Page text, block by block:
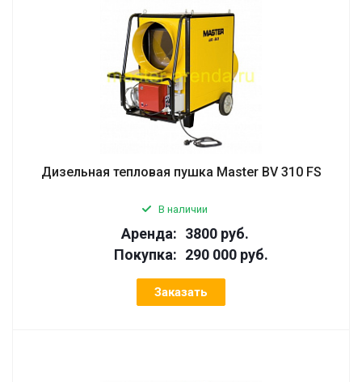
Дизельная тепловая пушка Master BV 310 FS
В наличии
Аренда: 3800 руб.
Покупка: 290 000 руб.
Заказать